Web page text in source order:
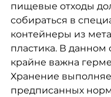
пищевые отходы
собираться в
контейнеры из
пластика. В данном
крайне важна
Хранение
предписанных